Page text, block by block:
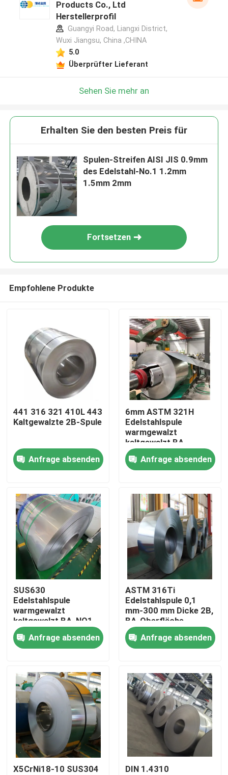
Produkte
Videos
Über uns
Fabrik-Ausflug
Qualitätskontrolle
Treten Sie mit uns in Verbindung
Nachrichten
Fälle
nahtloses Rohr SS
Products Co., Ltd
Herstellerprofil
Guangyi Road, Liangxi District,
Wuxi Jiangsu, China ,CHINA
5.0
Überprüfter Lieferant
Sehen Sie mehr an
Erhalten Sie den besten Preis für
Spulen-Streifen AISI JIS 0.9mm
des Edelstahl-No.1 1.2mm
1.5mm 2mm
Fortsetzen
Empfohlene Produkte
441 316 321 410L 443
Kaltgewalzte 2B-Spule
Anfrage absenden
6mm ASTM 321H
Edelstahlspule
warmgewalzt
kaltgewalzt BA-
Oberfläche
Zuschnittservice
verfügbar
Anfrage absenden
SUS630
Edelstahlspule
warmgewalzt
kaltgewalzt BA, NO1,
NO4, 4K, 8K Finish für
die
Maschinenherstellung
Anfrage absenden
ASTM 316Ti
Edelstahlspule 0,1
mm-300 mm Dicke 2B,
BA-Oberfläche,
lebensmittelecht,
korrosionsbeständig
Anfrage absenden
X5CrNi18-10 SUS304
DIN 1.4310